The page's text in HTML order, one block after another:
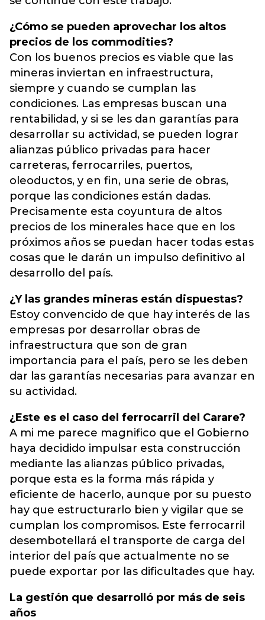
¿Cómo se pueden aprovechar los altos
precios de los commodities?
Con los buenos precios es viable que las
mineras inviertan en infraestructura,
siempre y cuando se cumplan las
condiciones. Las empresas buscan una
rentabilidad, y si se les dan garantías para
desarrollar su actividad, se pueden lograr
alianzas público privadas para hacer
carreteras, ferrocarriles, puertos,
oleoductos, y en fin, una serie de obras,
porque las condiciones están dadas.
Precisamente esta coyuntura de altos
precios de los minerales hace que en los
próximos años se puedan hacer todas estas
cosas que le darán un impulso definitivo al
desarrollo del país.
¿Y las grandes mineras están dispuestas?
Estoy convencido de que hay interés de las
empresas por desarrollar obras de
infraestructura que son de gran
importancia para el país, pero se les deben
dar las garantías necesarias para avanzar en
su actividad.
¿Este es el caso del ferrocarril del Carare?
A mi me parece magnifico que el Gobierno
haya decidido impulsar esta construcción
mediante las alianzas público privadas,
porque esta es la forma más rápida y
eficiente de hacerlo, aunque por su puesto
hay que estructurarlo bien y vigilar que se
cumplan los compromisos. Este ferrocarril
desembotellará el transporte de carga del
interior del país que actualmente no se
puede exportar por las dificultades que hay.
La gestión que desarrolló por más de seis
años